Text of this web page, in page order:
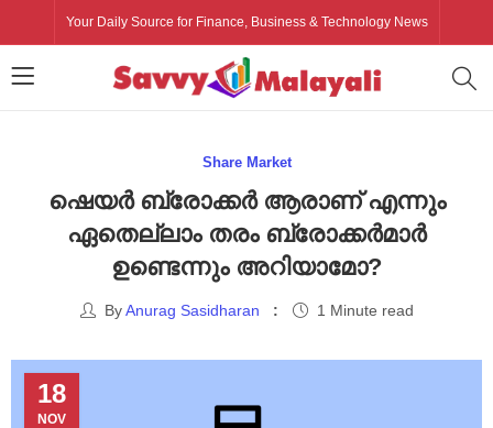
Your Daily Source for Finance, Business & Technology News
Share Market
ഷെയർ ബ്രോക്കർ ആരാണ് എന്നും
ഏതെല്ലാം തരം ബ്രോക്കർമാർ
ഉണ്ടെന്നും അറിയാമോ?
ByAnurag Sasidharan 1 Minute read
18
NOV